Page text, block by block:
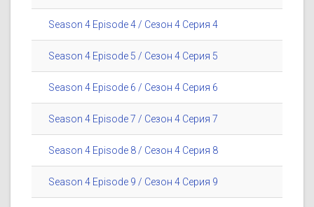
Season 4 Episode 4 / Сезон 4 Серия 4
Season 4 Episode 5 / Сезон 4 Серия 5
Season 4 Episode 6 / Сезон 4 Серия 6
Season 4 Episode 7 / Сезон 4 Серия 7
Season 4 Episode 8 / Сезон 4 Серия 8
Season 4 Episode 9 / Сезон 4 Серия 9